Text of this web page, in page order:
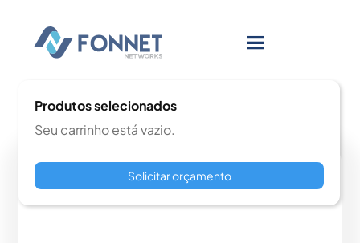
Produtos selecionados
Seu carrinho está vazio.
Solicitar orçamento